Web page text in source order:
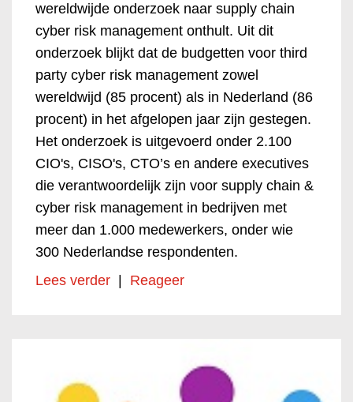
wereldwijde onderzoek naar supply chain
cyber risk management onthult. Uit dit
onderzoek blijkt dat de budgetten voor third
party cyber risk management zowel
wereldwijd (85 procent) als in Nederland (86
procent) in het afgelopen jaar zijn gestegen.
Het onderzoek is uitgevoerd onder 2.100
CIO's, CISO's, CTO’s en andere executives
die verantwoordelijk zijn voor supply chain &
cyber risk management in bedrijven met
meer dan 1.000 medewerkers, onder wie
300 Nederlandse respondenten.
Lees verder | Reageer